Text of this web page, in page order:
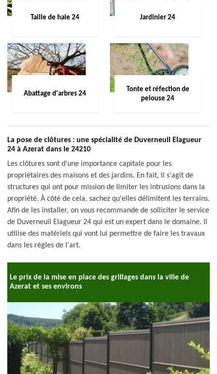
Taille de haie 24 Jardinier 24
Abattage d'arbres 24
Tonte et réfection de
pelouse 24
La pose de clôtures : une spécialité de Duverneuil Elagueur
24 à Azerat dans le 24210
Les clôtures sont d'une importance capitale pour les
propriétaires des maisons et des jardins. En fait, il s'agit de
structures qui ont pour mission de limiter les intrusions dans la
propriété. À côté de cela, sachez qu'elles délimitent les terrains.
Afin de les installer, on vous recommande de solliciter le service
de Duverneuil Elagueur 24 qui est un expert dans le domaine. Il
utilise des matériels qui vont lui permettre de faire les travaux
dans les règles de l'art.
Le prix de la mise en place des grillages dans la ville de
Azerat et ses environs